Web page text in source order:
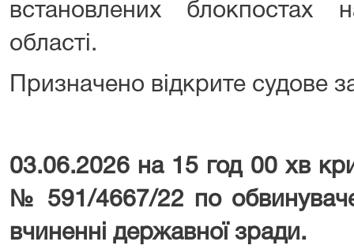
встановлених блокпостах
області.
Призначено відкрите судове
03.06.2026 на 15 год 00 хв
№ 591/4667/22 по
вчиненні державної зради.